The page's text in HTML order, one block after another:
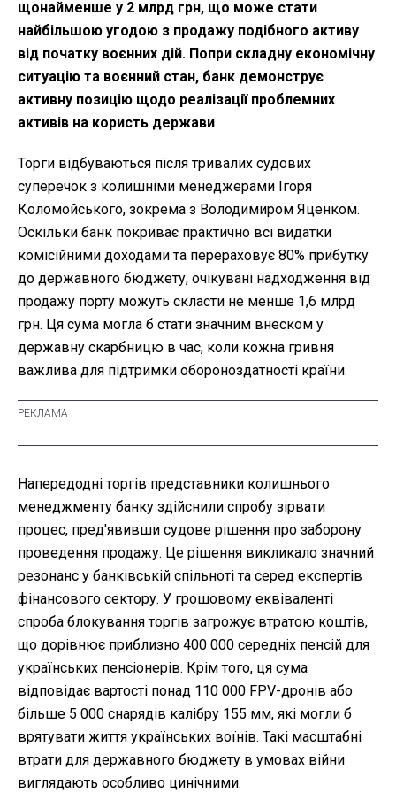
щонайменше у 2 млрд грн, що може стати
найбільшою угодою з продажу подібного активу
від початку воєнних дій. Попри складну економічну
ситуацію та воєнний стан, банк демонструє
активну позицію щодо реалізації проблемних
активів на користь держави
Торги відбуваються після тривалих судових
суперечок з колишніми менеджерами Ігоря
Коломойського, зокрема з Володимиром Яценком.
Оскільки банк покриває практично всі видатки
комісійними доходами та перераховує 80% прибутку
до державного бюджету, очікувані надходження від
продажу порту можуть скласти не менше 1,6 млрд
грн. Ця сума могла б стати значним внеском у
державну скарбницю в час, коли кожна гривня
важлива для підтримки обороноздатності країни.
Напередодні торгів представники колишнього
менеджменту банку здійснили спробу зірвати
процес, пред'явивши судове рішення про заборону
проведення продажу. Це рішення викликало значний
резонанс у банківській спільноті та серед експертів
фінансового сектору. У грошовому еквіваленті
спроба блокування торгів загрожує втратою коштів,
що дорівнює приблизно 400 000 середніх пенсій для
українських пенсіонерів. Крім того, ця сума
відповідає вартості понад 110 000 FPV-дронів або
більше 5 000 снарядів калібру 155 мм, які могли б
врятувати життя українських воїнів. Такі масштабні
втрати для державного бюджету в умовах війни
виглядають особливо цинічними.